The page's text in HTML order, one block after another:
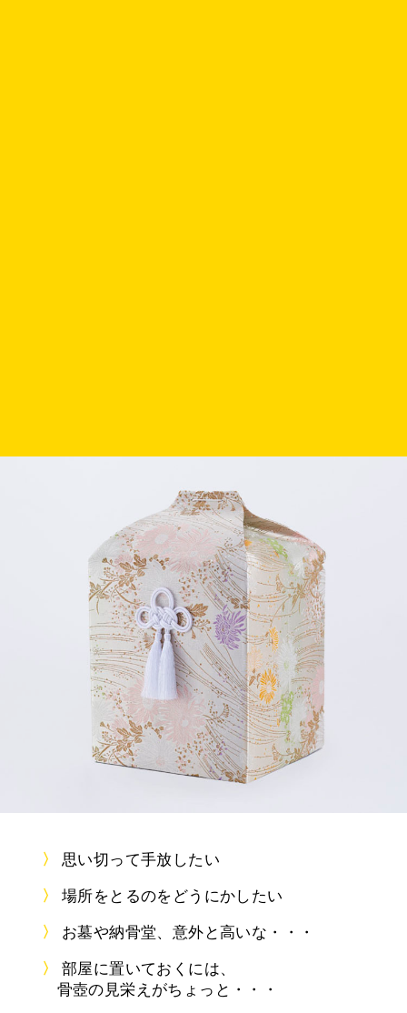
思い切って手放したい
場所をとるのをどうにかしたい
お墓や納骨堂、意外と高いな・・・
部屋に置いておくには、
骨壺の見栄えがちょっと・・・